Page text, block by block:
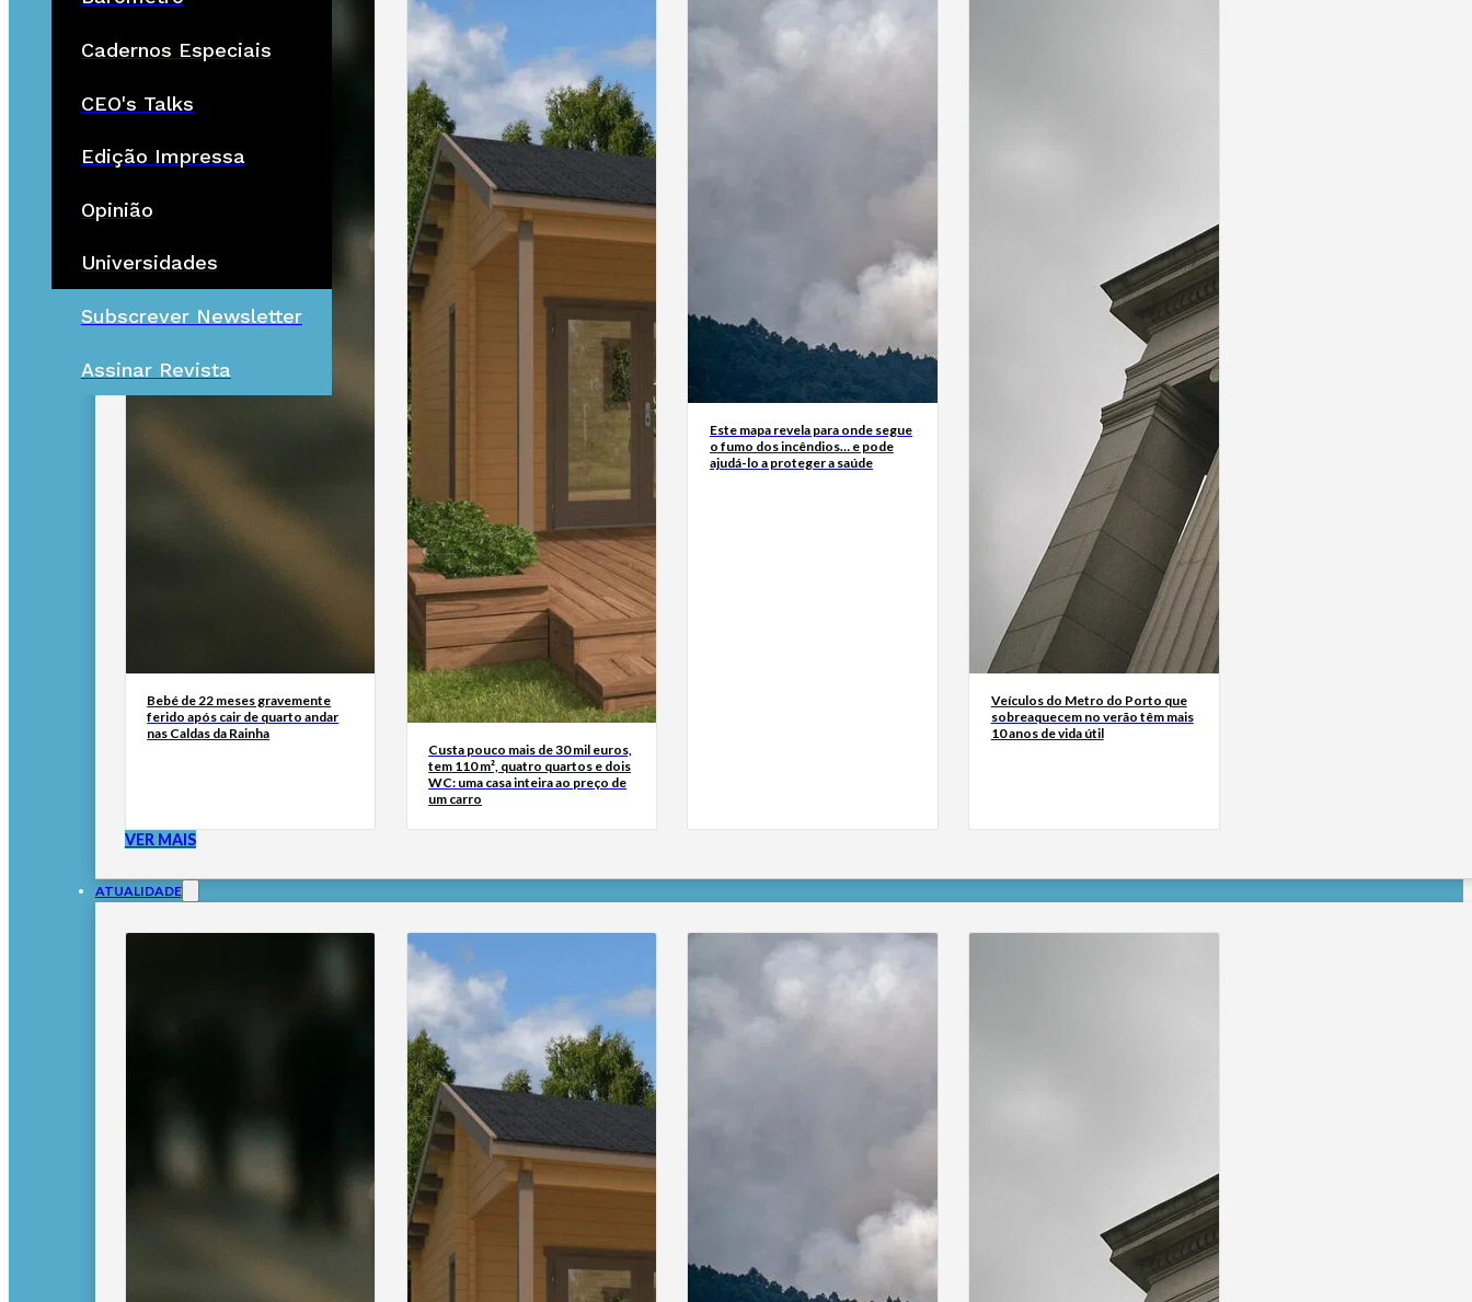
Cadernos Especiais
CEO's Talks
Edição Impressa
Opinião
Universidades
Subscrever Newsletter
Assinar Revista
Bebé de 22 meses gravemente
ferido após cair de quarto andar
nas Caldas da Rainha
Custa pouco mais de 30 mil euros,
tem 110 m², quatro quartos e dois
WC: uma casa inteira ao preço de
um carro
Este mapa revela para onde segue
o fumo dos incêndios… e pode
ajudá-lo a proteger a saúde
Veículos do Metro do Porto que
sobreaquecem no verão têm mais
10 anos de vida útil
VER MAIS
ATUALIDADE